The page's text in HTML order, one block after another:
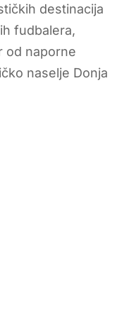
destinacija
fudbalera,
od naporne
naselje Donja